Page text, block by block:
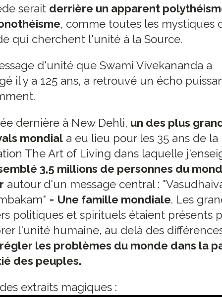
serait derrière un apparent
, comme toutes les mystiques
qui cherchent l'unité à la Source.
d'unité que Swami Vivekananda a
il y a 125 ans, a retrouvé un écho
dernière à New Dehli, un des plus
mondial a eu lieu pour les 35 ans de la
The Art of Living dans laquelle
3,5 millions de personnes du
autour d'un message central :
= Une famille mondiale. Les
politiques et spirituels étaient présents
l'unité humaine, au delà des
les problèmes du monde dans la
des peuples.
extraits magiques :